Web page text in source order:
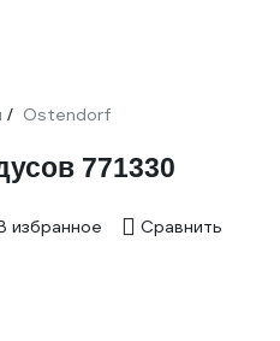
/ Ostendorf
771330
избранное Сравнить